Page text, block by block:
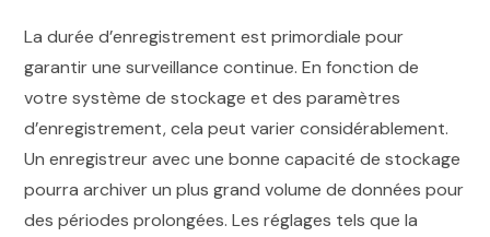
La durée d’enregistrement est primordiale pour
garantir une surveillance continue. En fonction de
votre système de stockage et des paramètres
d’enregistrement, cela peut varier considérablement.
Un enregistreur avec une bonne capacité de stockage
pourra archiver un plus grand volume de données pour
des périodes prolongées. Les réglages tels que la